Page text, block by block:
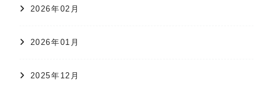
2026年02月
2026年01月
2025年12月